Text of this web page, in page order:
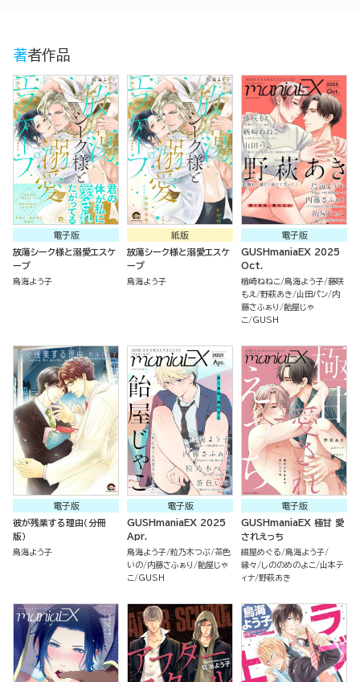
著者作品
電子版
放蕩シーク様と溺愛エスケ
ープ
鳥海よう子
紙版
放蕩シーク様と溺愛エスケ
ープ
鳥海よう子
電子版
GUSHmaniaEX 2025
Oct.
楢崎ねねこ 鳥海よう子 藤咲
もえ
野萩あき 山田パン 内
藤さふぁり
飴屋じゃ
こ
GUSH
電子版
彼が残業する理由（分冊
版）
鳥海よう子
電子版
GUSHmaniaEX 2025
Apr.
鳥海よう子 粒乃木つぶ 茶色
いの 内藤さふぁり
飴屋じゃ
こ
GUSH
電子版
GUSHmaniaEX 極甘 愛
されえっち
綴屋めぐる
鳥海よう子
縁々
しののめのよこ
山本テ
ィナ 野萩あき